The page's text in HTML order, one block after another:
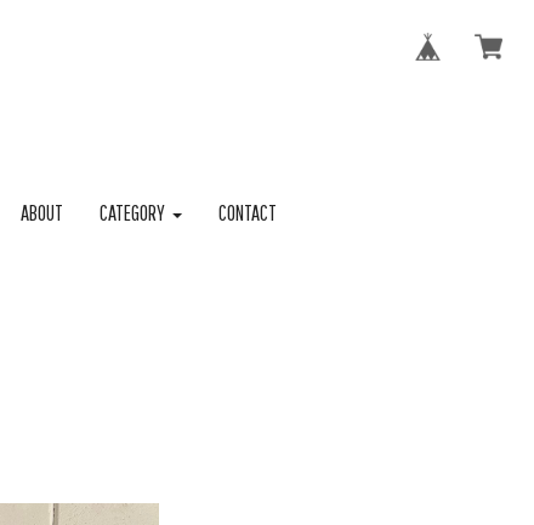
ABOUT CATEGORY CONTACT